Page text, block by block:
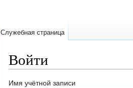
Войти
Перейти
Перейти
Имя учётной записи
Служебная страница